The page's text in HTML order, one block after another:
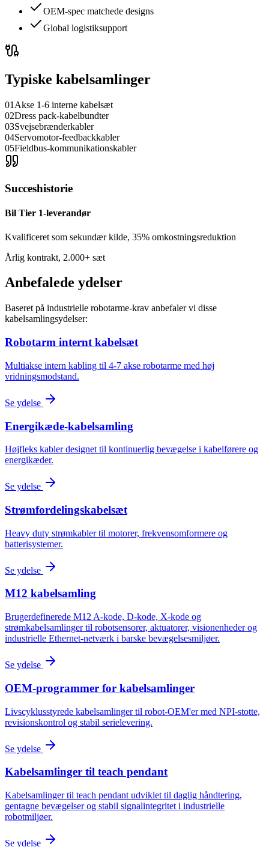
OEM-spec matchede designs
Global logistiksupport
Typiske kabelsamlinger
01 Akse 1-6 interne kabelsæt
02Dress pack-kabelbundter
03Svejsebrænderkabler
04Servomotor-feedbackkabler
05Fieldbus-kommunikationskabler
Succeshistorie
Bil Tier 1-leverandør
Kvalificeret som sekundær kilde, 35% omkostningsreduktion
Årlig kontrakt, 2.000+ sæt
Anbefalede ydelser
Baseret på industrielle robotarme-krav anbefaler vi disse
kabelsamlingsydelser:
Robotarm internt kabelsæt
Multiakse intern kabling til 4-7 akse robotarme med høj
vridningsmodstand.
Se ydelse
Energikæde-kabelsamling
Højfleks kabler designet til kontinuerlig bevægelse i kabelførere og
energikæder.
Se ydelse
Strømfordelingskabelsæt
Heavy duty strømkabler til motorer, frekvensomformere og
batterisystemer.
Se ydelse
M12 kabelsamling
Brugerdefinerede M12 A-kode, D-kode, X-kode og
strømkabelsamlinger til robotsensorer, aktuatorer, visionenheder og
industrielle Ethernet-netværk i barske bevægelsesmiljøer.
Se ydelse
OEM-programmer for kabelsamlinger
Livscyklusstyrede kabelsamlinger til robot-OEM'er med NPI-stotte,
revisionskontrol og stabil serielevering.
Se ydelse
Kabelsamlinger til teach pendant
Kabelsamlinger til teach pendant udviklet til daglig håndtering,
gentagne bevægelser og stabil signalintegritet i industrielle
robotmiljøer.
Se ydelse